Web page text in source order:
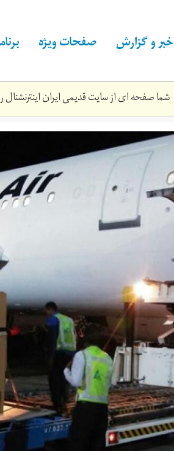
خبر و گزارش صفحات ویژه
شما صفحه ای از سایت قدیمی ایران